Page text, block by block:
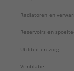
Radiatoren en
Reservoirs en
Utiliteit en zorg
Ventilatie